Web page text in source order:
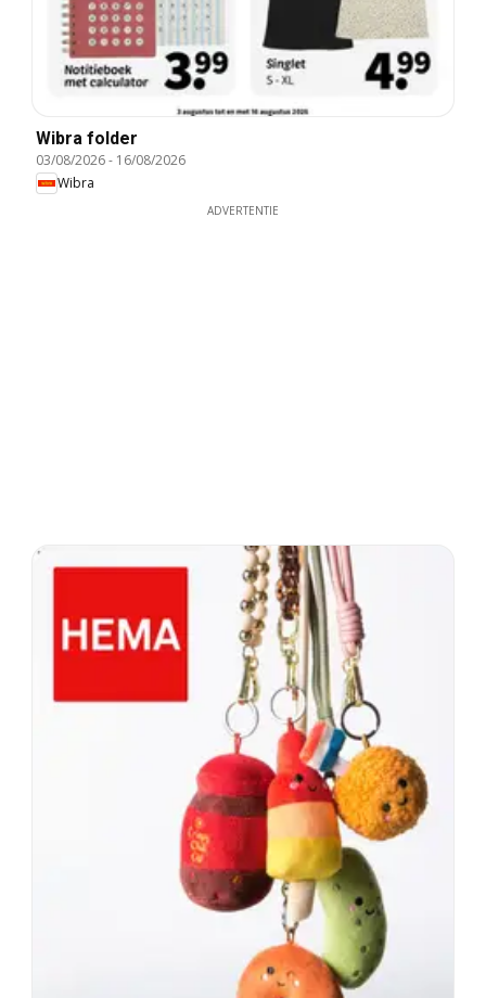
Wibra folder
03/08/2026- 16/08/2026
Wibra
ADVERTENTIE